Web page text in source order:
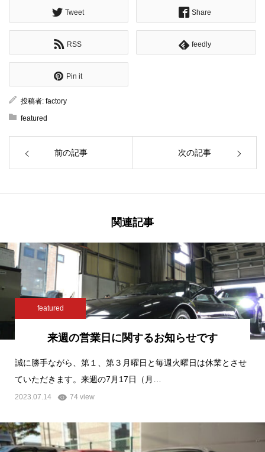
Tweet Share
RSS feedly
Pin it
投稿者: factory
featured
前の記事 次の記事
関連記事
featured
来週の営業日に関するお知らせです
誠に勝手ながら、第１、第３月曜日と毎週火曜日は休業とさせ
ていただきます。来週の7月17日（月…
2023.07.14 74 view